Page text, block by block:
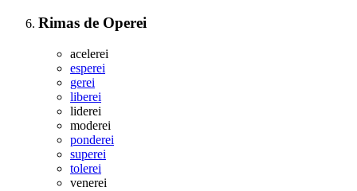
Rimas de Operei
acelerei
esperei
gerei
liberei
liderei
moderei
ponderei
superei
tolerei
venerei